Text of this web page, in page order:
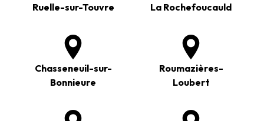
Ruelle-sur-Touvre La Rochefoucauld
Chasseneuil-sur-
Bonnieure
Roumazières-
Loubert